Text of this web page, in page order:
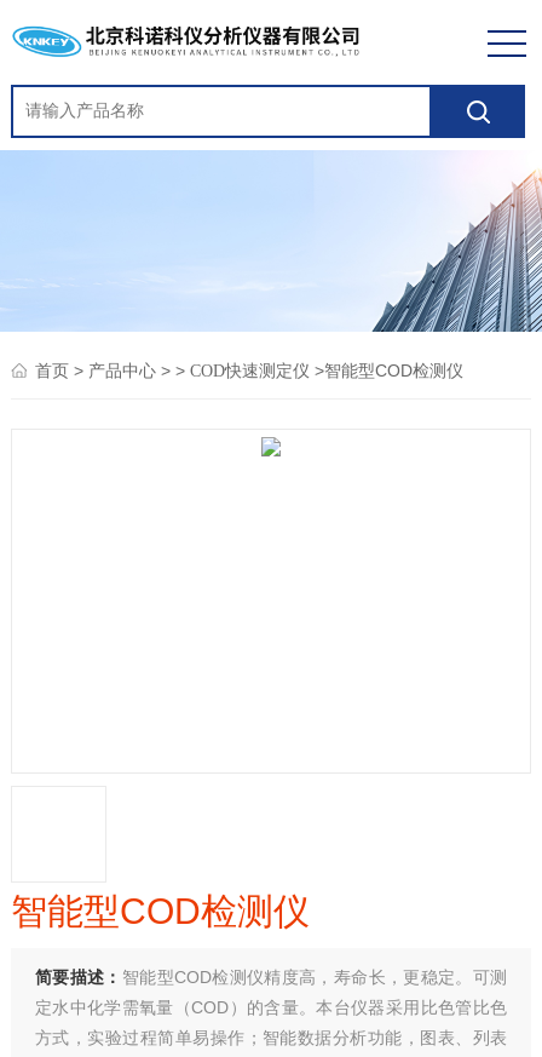
首页> 产品中心> > COD快速测定仪 >智能型COD检测仪
智能型COD检测仪
简要描述： 智能型COD检测仪精度高，寿命长，更稳定。可测
定水中化学需氧量（COD）的含量。本台仪器采用比色管比色
方式，实验过程简单易操作；智能数据分析功能，图表、列表